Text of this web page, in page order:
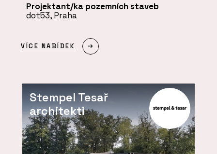
Projektant/ka pozemních staveb
dot53, Praha
VÍCE NABÍDEK
Stempel Tesař
architekti